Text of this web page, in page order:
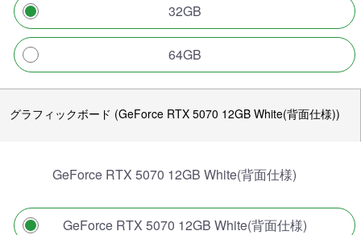
32GB
64GB
グラフィックボード (GeForce RTX 5070 12GB White(背面仕様))
GeForce RTX 5070 12GB White(背面仕様)
GeForce RTX 5070 12GB White(背面仕様)